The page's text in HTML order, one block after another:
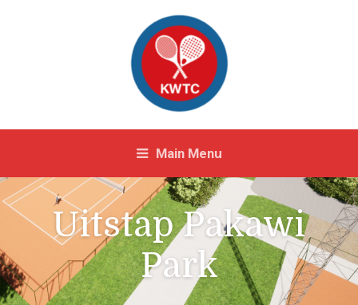
Main Menu
Uitstap Pakawi
Park